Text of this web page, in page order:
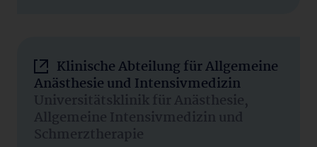
Klinische Abteilung für Allgemeine
Anästhesie und Intensivmedizin
Universitätsklinik für Anästhesie,
Allgemeine Intensivmedizin und
Schmerztherapie